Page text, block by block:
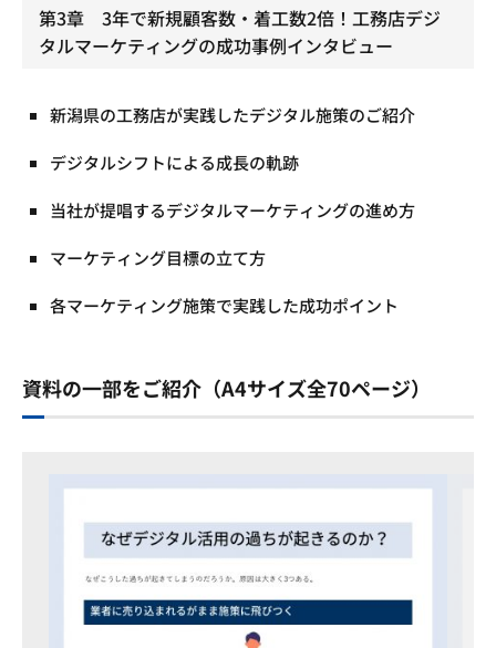
第3章 3年で新規顧客数・着工数2倍！工務店デジ
タルマーケティングの成功事例インタビュー
新潟県の工務店が実践したデジタル施策のご紹介
デジタルシフトによる成長の軌跡
当社が提唱するデジタルマーケティングの進め方
マーケティング目標の立て方
各マーケティング施策で実践した成功ポイント
資料の一部をご紹介（A4サイズ全70ページ）